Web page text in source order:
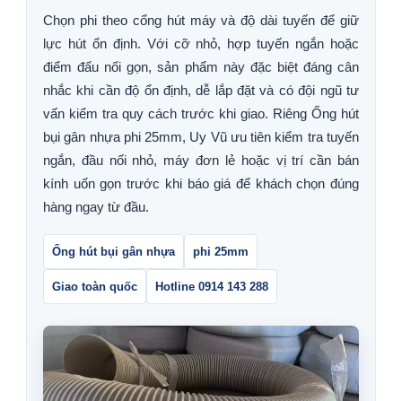
Chọn phi theo cổng hút máy và độ dài tuyến để giữ
lực hút ổn định. Với cỡ nhỏ, hợp tuyến ngắn hoặc
điểm đấu nối gọn, sản phẩm này đặc biệt đáng cân
nhắc khi cần độ ổn định, dễ lắp đặt và có đội ngũ tư
vấn kiểm tra quy cách trước khi giao. Riêng Ống hút
bụi gân nhựa phi 25mm, Uy Vũ ưu tiên kiểm tra tuyến
ngắn, đầu nối nhỏ, máy đơn lẻ hoặc vị trí cần bán
kính uốn gọn trước khi báo giá để khách chọn đúng
hàng ngay từ đầu.
Ống hút bụi gân nhựa phi 25mm
Giao toàn quốc Hotline 0914 143 288